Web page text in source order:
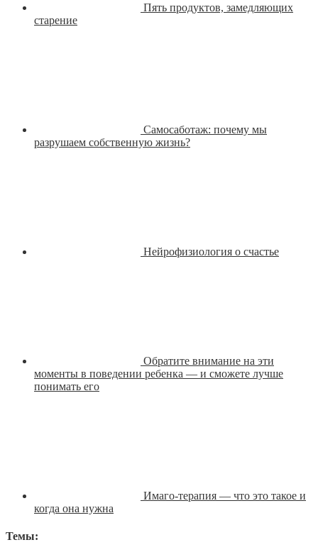
Пять продуктов, замедляющих
старение
Самосаботаж: почему мы
разрушаем собственную жизнь?
Нейрофизиология о счастье
Обратите внимание на эти
моменты в поведении ребенка — и сможете лучше
понимать его
Имаго-терапия — что это такое и
когда она нужна
Темы: